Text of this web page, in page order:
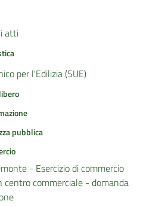
atti
per l'Edilizia (SUE)
pubblica
- Esercizio di commercio
centro commerciale - domanda